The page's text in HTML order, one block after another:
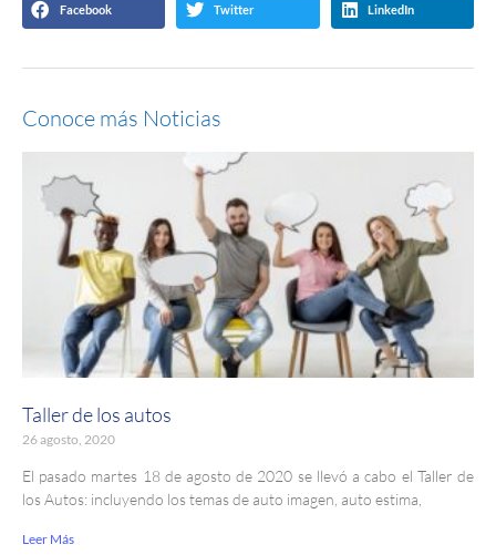
Facebook Twitter LinkedIn
Conoce más Noticias
Taller de los autos
26 agosto, 2020
El pasado martes 18 de agosto de 2020 se llevó a cabo el Taller de
los Autos: incluyendo los temas de auto imagen, auto estima,
Leer Más